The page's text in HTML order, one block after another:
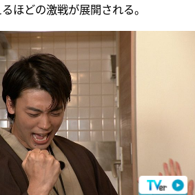
ほどの激戦が展開される。